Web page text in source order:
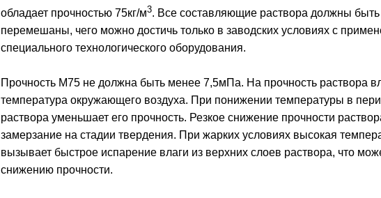
обладает прочностью 75кг/м3. Все составляющие раствора должны
перемешаны, чего можно достичь только в заводских условиях с
специального технологического оборудования.
Прочность М75 не должна быть менее 7,5мПа. На прочность раствора
температура окружающего воздуха. При понижении температуры в
раствора уменьшает его прочность. Резкое снижение прочности
замерзание на стадии твердения. При жарких условиях высокая
вызывает быстрое испарение влаги из верхних слоев раствора, что
снижению прочности.